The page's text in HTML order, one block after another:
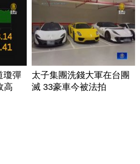
瓊彈
高
太子集團洗錢大軍在台團
滅 33豪車今被法拍